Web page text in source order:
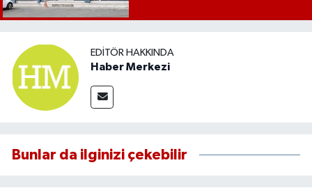
EDITÖR HAKKINDA
Haber Merkezi
Bunlar da ilginizi çekebilir